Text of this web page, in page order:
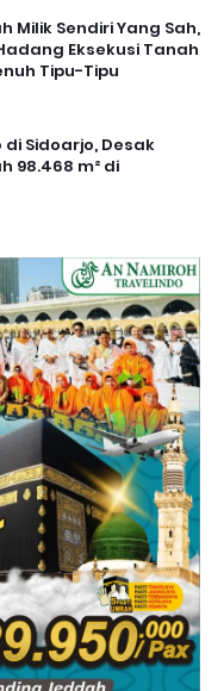
Milik Sendiri Yang Sah,
Eksekusi Tanah
Tipu-Tipu
Sidoarjo, Desak
98.468 m² di